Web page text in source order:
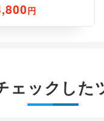
円
ェックした